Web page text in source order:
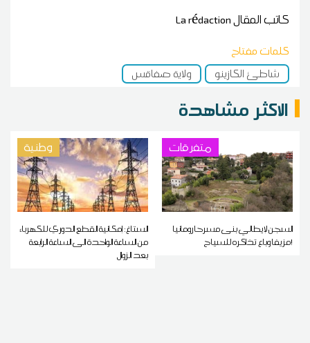
كاتب المقالLa rédaction
كلمات مفتاح
شاطئ الكازينو
ولاية صفاقس
الاكثر مشاهدة
متفرقات
السجن لإيطالي بنى مسرحا رومانيا
مزيفا وباع تذاكره للسياح!
وطنية
الستاغ: إمكانية القطع الدوري للكهرباء
من الساعة الواحدة الى الساعة الرابعة
بعد الزوال